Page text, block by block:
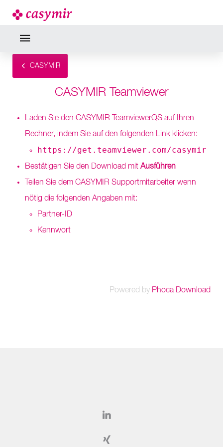
CASYMIR
CASYMIR Teamviewer
Laden Sie den CASYMIR TeamviewerQS auf Ihren
Rechner, indem Sie auf den folgenden Link klicken:
https://get.teamviewer.com/casymir
Bestätigen Sie den Download mit Ausführen
Teilen Sie dem CASYMIR Supportmitarbeiter wenn
nötig die folgenden Angaben mit:
Partner-ID
Kennwort
Powered by Phoca Download